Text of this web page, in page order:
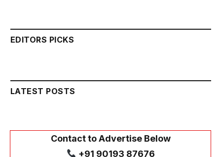
EDITORS PICKS
LATEST POSTS
Contact to Advertise Below
+91 90193 87676